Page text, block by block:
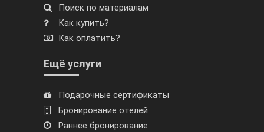
Поиск по материалам
Как купить?
Как оплатить?
Ещё услуги
Подарочные сертификаты
Бронирование отелей
Раннее бронирование